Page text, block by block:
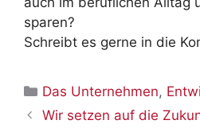
sparen?
Schreibt es gerne in die
Kategorien
Das Unternehmen,
Wir setzen auf die